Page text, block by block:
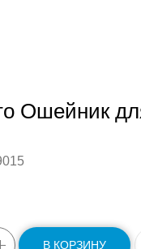
Ошейник
В КОРЗИНУ